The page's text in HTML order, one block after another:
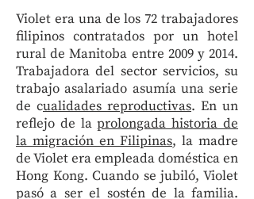
Violet era una de los 72 trabajadores
filipinos contratados por un hotel
rural de Manitoba entre 2009 y 2014.
Trabajadora del sector servicios, su
trabajo asalariado asumía una serie
de cualidades reproductivas. En un
reflejo de laprolongada historia de
la migración en Filipinas, la madre
de Violet era empleada doméstica en
Hong Kong. Cuando se jubiló, Violet
pasó a ser el sostén de la familia.